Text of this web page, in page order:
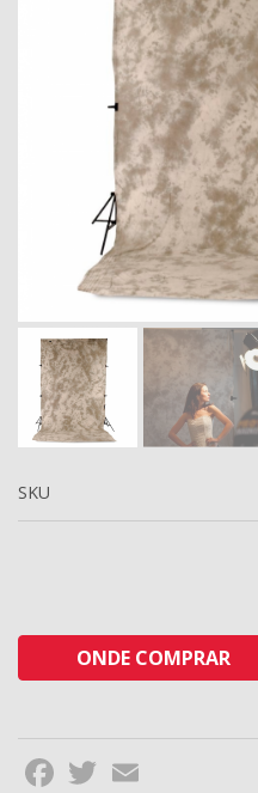
SKU
ONDE COMPRAR
Facebook
Twitter